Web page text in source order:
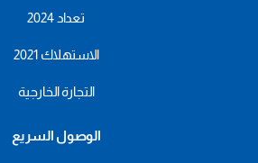
تعداد 2024
الاستهلاك 2021
التجارة الخارجية
الوصول السريع